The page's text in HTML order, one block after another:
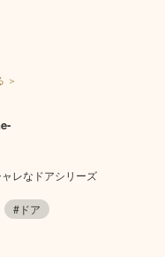
＞
レなドアシリーズ
#ドア